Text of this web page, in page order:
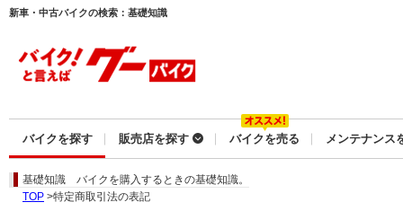
新車・中古バイクの検索：基礎知識
バイクを探す 販売店を探す バイクを売る メンテナンス
基礎知識 バイクを購入するときの基礎知識。
TOP >特定商取引法の表記